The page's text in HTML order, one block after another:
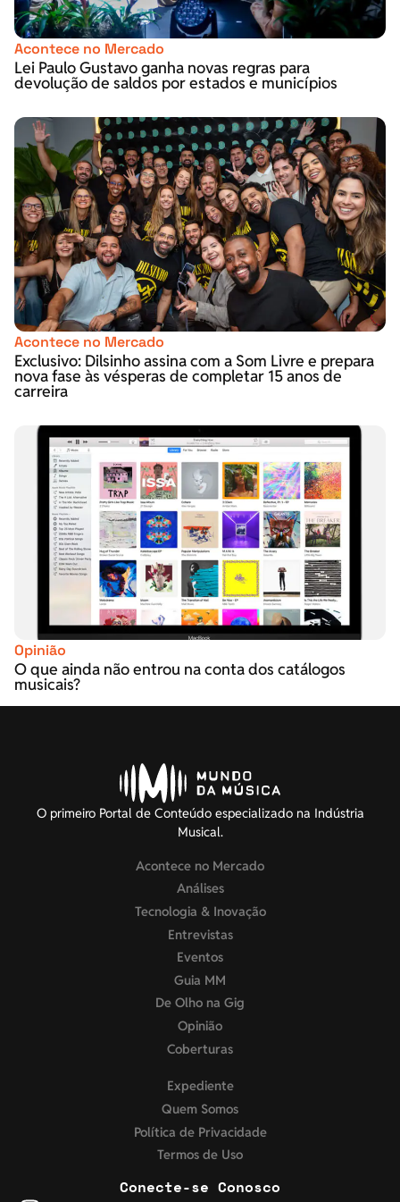
Acontece no Mercado
Lei Paulo Gustavo ganha novas regras para
devolução de saldos por estados e municípios
Acontece no Mercado
Exclusivo: Dilsinho assina com a Som Livre e prepara
nova fase às vésperas de completar 15 anos de
carreira
Opinião
O que ainda não entrou na conta dos catálogos
musicais?
O primeiro Portal de Conteúdo especializado na Indústria
Musical.
Acontece no Mercado
Análises
Tecnologia & Inovação
Entrevistas
Eventos
Guia MM
De Olho na Gig
Opinião
Coberturas
Expediente
Quem Somos
Política de Privacidade
Termos de Uso
Conecte-se Conosco